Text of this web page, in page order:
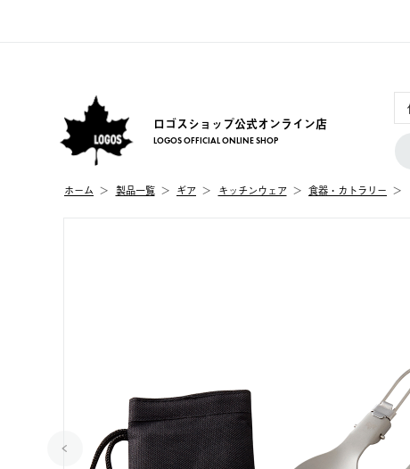
ロゴスショップ公式オンライン店
LOGOS OFFICIAL ONLINE SHOP
ホーム 製品⼀覧 ギア キッチンウェア 食器・カトラリー